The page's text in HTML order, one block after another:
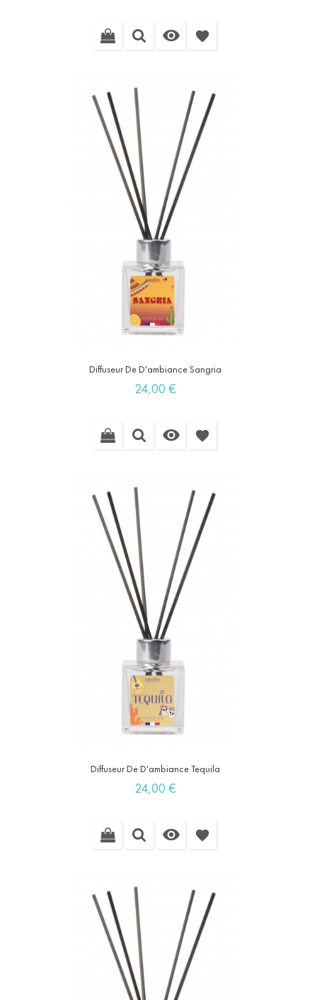
 favorite
Diffuseur De D'ambiance Sangria
Prix
24,00 €
 favorite
Diffuseur De D'ambiance Tequila
Prix
24,00 €
 favorite